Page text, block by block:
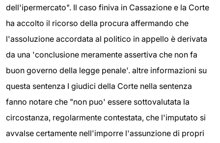
dell'ipermercato". Il caso finiva in Cassazione e la Corte
ha accolto il ricorso della procura affermando che
l'assoluzione accordata al politico in appello è derivata
da una 'conclusione meramente assertiva che non fa
buon governo della legge penale'. altre informazioni su
questa sentenza I giudici della Corte nella sentenza
fanno notare che "non puo' essere sottovalutata la
circostanza, regolarmente contestata, che l'imputato si
avvalse certamente nell'imporre l'assunzione di propri